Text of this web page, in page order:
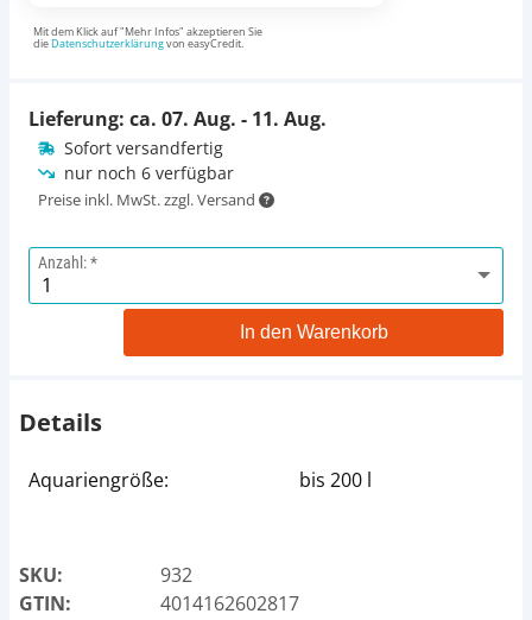
Mit dem Klick auf "Mehr Infos" akzeptieren Sie
dieDatenschutzerklärungvon easyCredit.
Lieferung: ca. 07. Aug. - 11. Aug.
Sofort versandfertig
nur noch 6 verfügbar
Preise inkl. MwSt. zzgl. Versand
Anzahl:
In den Warenkorb
Details
Aquariengröße: bis 200 l
SKU:
932
GTIN:
4014162602817